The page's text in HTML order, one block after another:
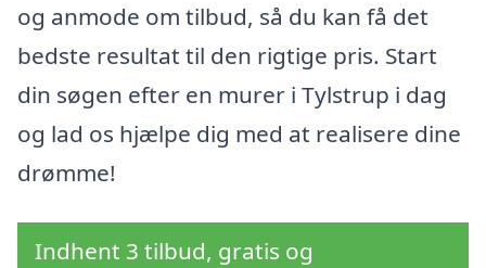
og anmode om tilbud, så du kan få det
bedste resultat til den rigtige pris. Start
din søgen efter en murer i Tylstrup i dag
og lad os hjælpe dig med at realisere dine
drømme!
Indhent 3 tilbud, gratis og